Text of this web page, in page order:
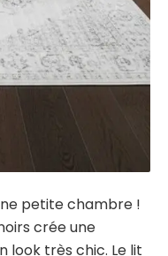
petite chambre !
crée une
look très chic. Le lit